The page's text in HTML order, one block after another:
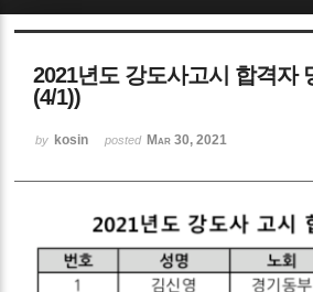
2021년도 강도사고시 합격자
(4/1))
by kosin posted Mar 30, 2021
Sketchbook5, 스케
Sketchbook5, 스케